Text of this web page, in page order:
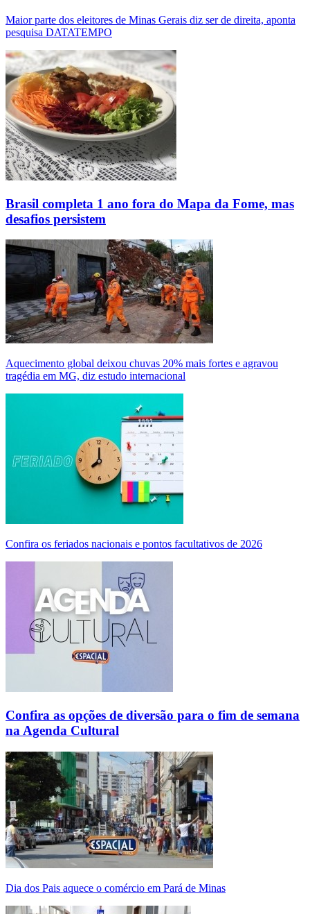
Maior parte dos eleitores de Minas Gerais diz ser de direita, aponta
pesquisa DATATEMPO
Brasil completa 1 ano fora do Mapa da Fome, mas
desafios persistem
Aquecimento global deixou chuvas 20% mais fortes e agravou
tragédia em MG, diz estudo internacional
Confira os feriados nacionais e pontos facultativos de 2026
Confira as opções de diversão para o fim de semana
na Agenda Cultural
Dia dos Pais aquece o comércio em Pará de Minas